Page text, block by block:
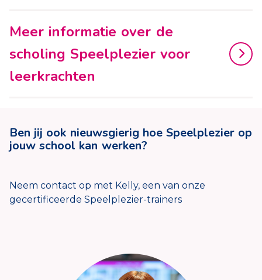
Meer informatie over de
scholing Speelplezier voor
leerkrachten
Ben jij ook nieuwsgierig hoe Speelplezier op
jouw school kan werken?
Neem contact op met Kelly, een van onze
gecertificeerde Speelplezier-trainers